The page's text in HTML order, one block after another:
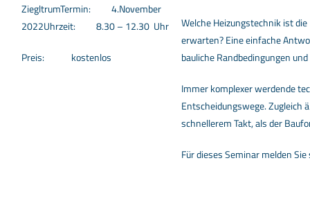
ZiegltrumTermin: 4.November
2022Uhrzeit: 8.30 – 12.30 Uhr
Preis: kostenlos
Welche Heizungstechnik ist
erwarten? Eine einfache
bauliche Randbedingungen
Immer komplexer werdende
Entscheidungswege. Zugleich
schnellerem Takt, als der
Für dieses Seminar melden